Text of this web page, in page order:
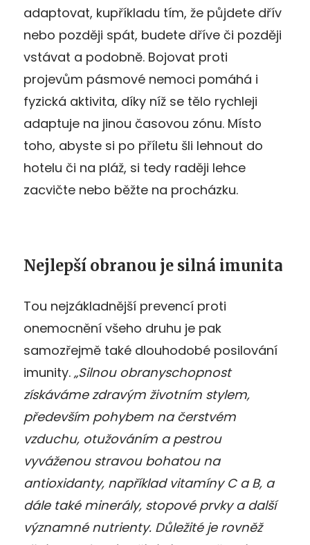
adaptovat, kupříkladu tím, že půjdete dřív
nebo později spát, budete dříve či později
vstávat a podobně. Bojovat proti
projevům pásmové nemoci pomáhá i
fyzická aktivita, díky níž se tělo rychleji
adaptuje na jinou časovou zónu. Místo
toho, abyste si po příletu šli lehnout do
hotelu či na pláž, si tedy raději lehce
zacvičte nebo běžte na procházku.
Nejlepší obranou je silná imunita
Tou nejzákladnější prevencí proti
onemocnění všeho druhu je pak
samozřejmě také dlouhodobé posilování
imunity. „Silnou obranyschopnost
získáváme zdravým životním stylem,
především pohybem na čerstvém
vzduchu, otužováním a pestrou
vyváženou stravou bohatou na
antioxidanty, například vitamíny C a B, a
dále také minerály, stopové prvky a další
významné nutrienty. Důležité je rovněž